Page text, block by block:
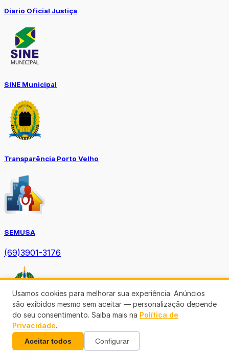
Diario Oficial Justiça
SINE Municipal
Transparência Porto Velho
SEMUSA
(69)3901-3176
Diário Oficial TCE-RO
Usamos cookies para melhorar sua experiência. Anúncios
são exibidos mesmo sem aceitar — personalização depende
do seu consentimento. Saiba mais na Política de
Privacidade.
Aceitar todos Configurar